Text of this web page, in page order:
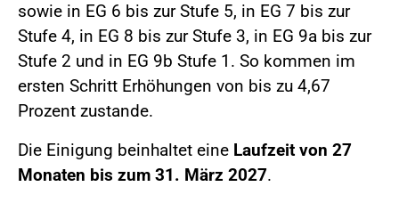
sowie in EG 6 bis zur Stufe 5, in EG 7 bis zur
Stufe 4, in EG 8 bis zur Stufe 3, in EG 9a bis zur
Stufe 2 und in EG 9b Stufe 1. So kommen im
ersten Schritt Erhöhungen von bis zu 4,67
Prozent zustande.
Die Einigung beinhaltet eine Laufzeit von 27
Monaten bis zum 31. März 2027.